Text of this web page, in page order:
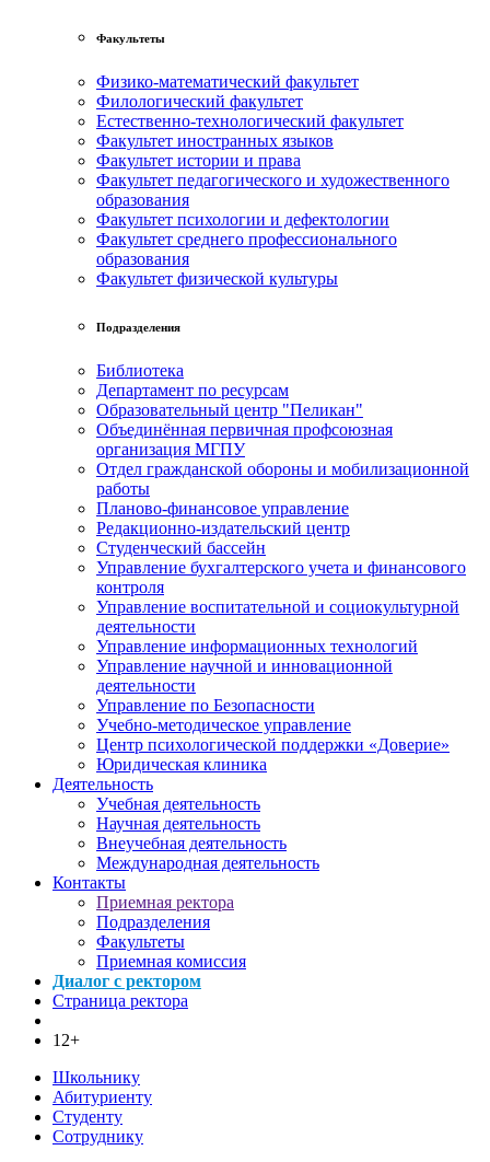
Факультеты
Физико-математический факультет
Филологический факультет
Естественно-технологический факультет
Факультет иностранных языков
Факультет истории и права
Факультет педагогического и художественного
образования
Факультет психологии и дефектологии
Факультет среднего профессионального
образования
Факультет физической культуры
Подразделения
Библиотека
Департамент по ресурсам
Образовательный центр "Пеликан"
Объединённая первичная профсоюзная
организация МГПУ
Отдел гражданской обороны и мобилизационной
работы
Планово-финансовое управление
Редакционно-издательский центр
Студенческий бассейн
Управление бухгалтерского учета и финансового
контроля
Управление воспитательной и социокультурной
деятельности
Управление информационных технологий
Управление научной и инновационной
деятельности
Управление по Безопасности
Учебно-методическое управление
Центр психологической поддержки «Доверие»
Юридическая клиника
Деятельность
Учебная деятельность
Научная деятельность
Внеучебная деятельность
Международная деятельность
Контакты
Приемная ректора
Подразделения
Факультеты
Приемная комиссия
Диалог с ректором
Страница ректора
12+
Школьнику
Абитуриенту
Студенту
Сотруднику